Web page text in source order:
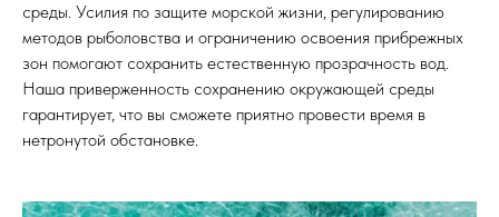
среды. Усилия по защите морской жизни, регулированию
методов рыболовства и ограничению освоения прибрежных
зон помогают сохранить естественную прозрачность вод.
Наша приверженность сохранению окружающей среды
гарантирует, что вы сможете приятно провести время в
нетронутой обстановке.